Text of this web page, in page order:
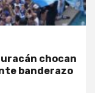
chocan
banderazo